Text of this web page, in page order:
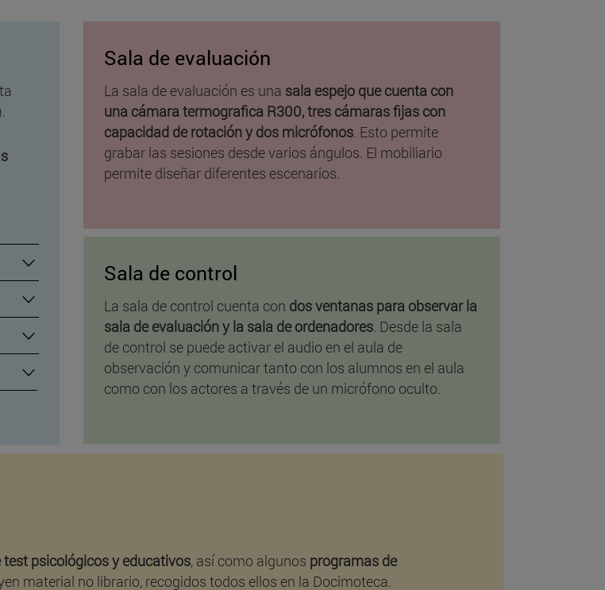
Sala de evaluación
La sala de evaluación es una sala espejo que cuenta con
una cámara termografica R300, tres cámaras fijas con
capacidad de rotación y dos micrófonos. Esto permite
grabar las sesiones desde varios ángulos. El mobiliario
permite diseñar diferentes escenarios.
Sala de control
La sala de control cuenta con dos ventanas para observar la
sala de evaluación y la sala de ordenadores. Desde la sala
de control se puede activar el audio en el aula de
observación y comunicar tanto con los alumnos en el aula
como con los actores a través de un micrófono oculto.
psicológicos y educativos, así como algunos programas de
material no librario, recogidos todos ellos en la Docimoteca.